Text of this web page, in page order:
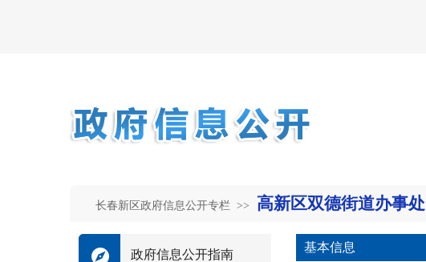
长春新区政府信息公开专栏 >> 高新区双德街道办事处
基本信息
政府信息公开指南